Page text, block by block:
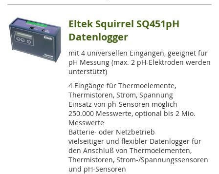
Eltek Squirrel SQ451pH
Datenlogger
mit 4 universellen Eingängen, geeignet für
pH Messung (max. 2 pH-Elektroden werden
unterstützt)
4 Eingänge für Thermoelemente,
Thermistoren, Strom, Spannung
Einsatz von ph-Sensoren möglich
250.000 Messwerte, optional bis 2 Mio.
Messwerte
Batterie- oder Netzbetrieb
vielseitiger und flexibler Datenlogger für
den Anschluß von Thermoelementen,
Thermistoren, Strom-/Spannungssensoren
und pH-Sensoren